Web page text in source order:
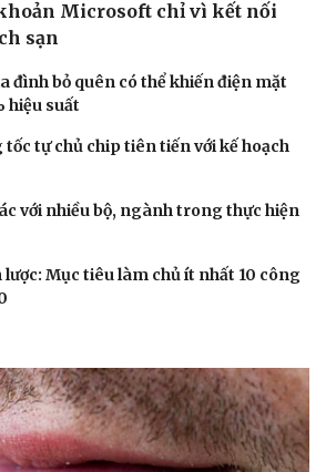
Microsoft chỉ vì kết nối
sạn
đình bỏ quên có thể khiến điện mặt
hiệu suất
tự chủ chip tiên tiến với kế hoạch
với nhiều bộ, ngành trong thực hiện
lược: Mục tiêu làm chủ ít nhất 10 công